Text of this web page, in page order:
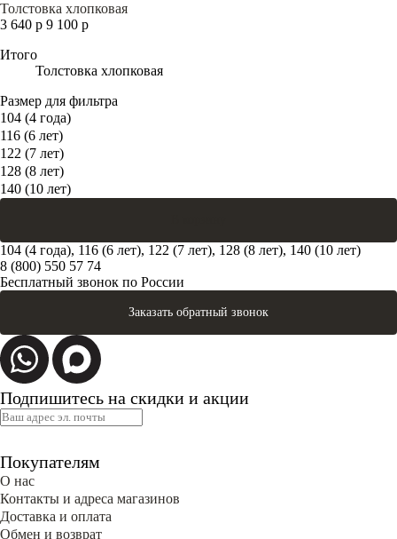
Толстовка хлопковая
3 640 р 9 100 р
Итого
Толстовка хлопковая
Размер для фильтра
104 (4 года)
116 (6 лет)
122 (7 лет)
128 (8 лет)
140 (10 лет)
104 (4 года), 116 (6 лет), 122 (7 лет), 128 (8 лет), 140 (10 лет)
8 (800) 550 57 74
Бесплатный звонок по России
Заказать обратный звонок
Подпишитесь на скидки и акции
Покупателям
О нас
Контакты и адреса магазинов
Доставка и оплата
Обмен и возврат